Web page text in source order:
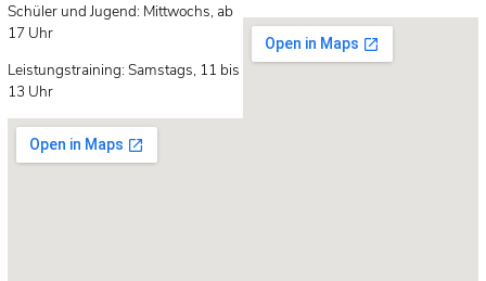
Schüler und Jugend: Mittwochs, ab
17 Uhr
Leistungstraining: Samstags, 11 bis
13 Uhr